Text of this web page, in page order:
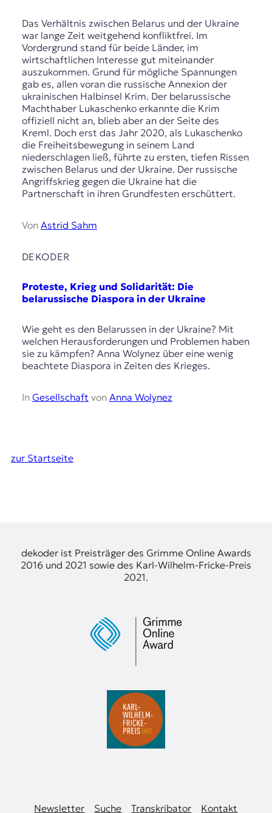
Das Verhältnis zwischen Belarus und der Ukraine
war lange Zeit weitgehend konfliktfrei. Im
Vordergrund stand für beide Länder, im
wirtschaftlichen Interesse gut miteinander
auszukommen. Grund für mögliche Spannungen
gab es, allen voran die russische Annexion der
ukrainischen Halbinsel Krim. Der belarussische
Machthaber Lukaschenko erkannte die Krim
offiziell nicht an, blieb aber an der Seite des
Kreml. Doch erst das Jahr 2020, als Lukaschenko
die Freiheitsbewegung in seinem Land
niederschlagen ließ, führte zu ersten, tiefen Rissen
zwischen Belarus und der Ukraine. Der russische
Angriffskrieg gegen die Ukraine hat die
Partnerschaft in ihren Grundfesten erschüttert.
Von Astrid Sahm
DEKODER
Proteste, Krieg und Solidarität: Die
belarussische Diaspora in der Ukraine
Wie geht es den Belarussen in der Ukraine? Mit
welchen Herausforderungen und Problemen haben
sie zu kämpfen? Anna Wolynez über eine wenig
beachtete Diaspora in Zeiten des Krieges.
In Gesellschaft von Anna Wolynez
zur Startseite
dekoder ist Preisträger des Grimme Online Awards
2016 und 2021 sowie des Karl-Wilhelm-Fricke-Preis
2021.
Newsletter Suche Transkribator Kontakt